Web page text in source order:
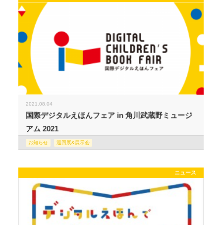
2021.08.04
国際デジタルえほんフェア in 角川武蔵野ミュージ
アム 2021
お知らせ 巡回展&展示会
ニュース